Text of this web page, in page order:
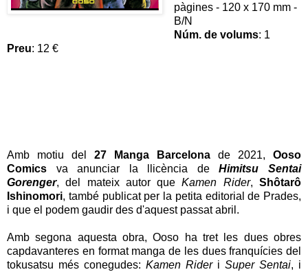
pàgines - 120 x 170 mm -
B/N
Núm. de volums: 1
Preu: 12 €
Amb motiu del 27 Manga Barcelona de 2021, Ooso
Comics va anunciar la llicència deHimitsu Sentai
Gorenger, del mateix autor queKamen Rider,Shôtarô
Ishinomori, també publicat per la petita editorial de Prades,
i que el podem gaudir des d'aquest passat abril.
Amb segona aquesta obra, Ooso ha tret les dues obres
capdavanteres en format manga de les dues franquícies del
tokusatsu més conegudes: Kamen Rideri Super Sentai, i